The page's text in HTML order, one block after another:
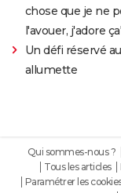
chose que je ne
l'avouer, j'adore
Un défi réservé
allumette
Qui sommes-nous ?
Tous les articles
Paramétrer les